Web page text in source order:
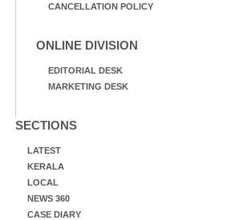
CANCELLATION POLICY
ONLINE DIVISION
EDITORIAL DESK
MARKETING DESK
SECTIONS
LATEST
KERALA
LOCAL
NEWS 360
CASE DIARY